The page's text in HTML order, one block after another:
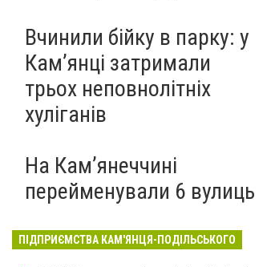
Вчинили бійку в парку: у
Кам’янці затримали
трьох неповнолітніх
хуліганів
На Камʼянеччині
перейменували 6 вулиць
ПІДПРИЄМСТВА КАМ'ЯНЦЯ-ПОДІЛЬСЬКОГО